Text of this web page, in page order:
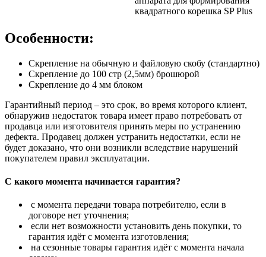
квадратного корешка SP Plus
Особенности:
Скрепление на обычную и файловую скобу (стандартно)
Скрепление до 100 стр (2,5мм) брошюрой
Скрепление до 4 мм блоком
Гарантийный период – это срок, во время которого клиент,
обнаружив недостаток товара имеет право потребовать от
продавца или изготовителя принять меры по устранению
дефекта. Продавец должен устранить недостатки, если не
будет доказано, что они возникли вследствие нарушений
покупателем правил эксплуатации.
С какого момента начинается гарантия?
с момента передачи товара потребителю, если в
договоре нет уточнения;
если нет возможности установить день покупки, то
гарантия идёт с момента изготовления;
на сезонные товары гарантия идёт с момента начала